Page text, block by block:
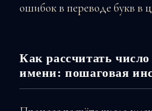
ошибок в переводе букв в
Как рассчитать число
имени: пошаговая